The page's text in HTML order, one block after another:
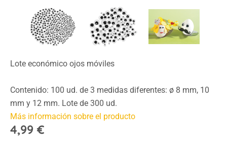
Lote económico ojos móviles
Contenido: 100 ud. de 3 medidas diferentes: ø 8 mm, 10
mm y 12 mm. Lote de 300 ud.
Más información sobre el producto
4,99 €